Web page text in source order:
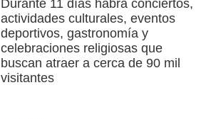
Durante 11 días habrá conciertos,
actividades culturales, eventos
deportivos, gastronomía y
celebraciones religiosas que
buscan atraer a cerca de 90 mil
visitantes